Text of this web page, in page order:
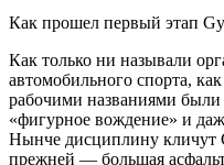
Как прошел первый этап
Как только ни называли
автомобильного спорта,
рабочими названиями были
«фигурное вождение» и
Нынче дисциплину кличут
прежней — большая